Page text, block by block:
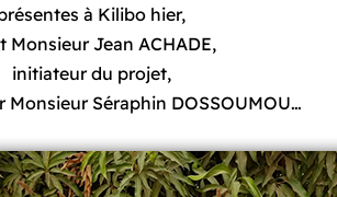
à Kilibo hier,
Monsieur Jean ACHADE,
initiateur du projet,
Monsieur Séraphin DOSSOUMOU…